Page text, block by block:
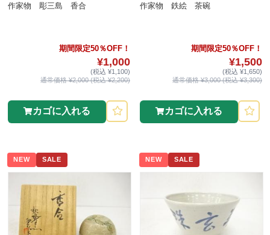
作家物 彫三島 香合
期間限定50％OFF！
¥1,000
(税込 ¥1,100)
通常価格 ¥2,000 (税込 ¥2,200)
カゴに入れる
作家物 鉄絵 茶碗
期間限定50％OFF！
¥1,500
(税込 ¥1,650)
通常価格 ¥3,000 (税込 ¥3,300)
カゴに入れる
NEW SALE NEW SALE